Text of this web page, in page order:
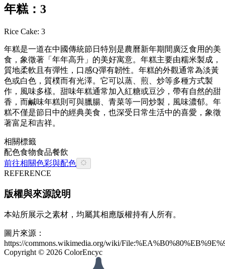
年糕：3
Rice Cake: 3
年糕是一道在中國傳統節日特別是農曆新年期間廣泛食用的美
食，象徵著「年年高升」的美好寓意。年糕主要由糯米製成，
質地柔軟且有彈性，口感Q彈有韌性。年糕的外觀通常為淡黃
色或白色，質樸而有光澤。它可以蒸、煎、炒等多種方式製
作，風味多樣。甜味年糕通常加入紅糖或豆沙，帶有自然的甜
香，而鹹味年糕則可與臘腸、青菜等一同炒製，風味濃郁。年
糕不僅是節日中的經典美食，也深受日常生活中的喜愛，象徵
著富足和吉祥。
相關標籤
配色食物食品餐飲
前往相關色彩與配色
REFERENCE
版權與來源說明
本站所展示之素材，均屬其相應版權持有人所有。
圖片來源：
https://commons.wikimedia.org/wiki/
Copyright © 2026 ColorEncyc